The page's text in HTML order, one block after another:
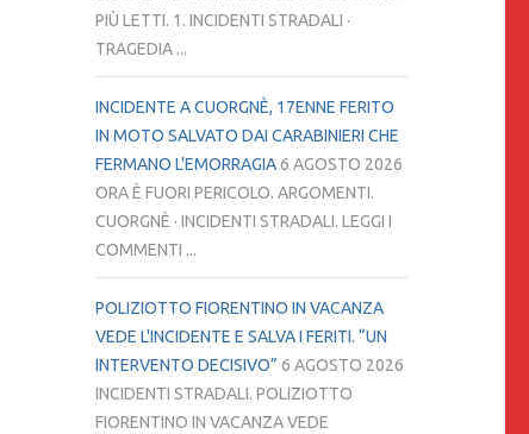
PIÙ LETTI. 1. INCIDENTI STRADALI ·
TRAGEDIA ...
INCIDENTE A CUORGNÈ, 17ENNE FERITO
IN MOTO SALVATO DAI CARABINIERI CHE
FERMANO L'EMORRAGIA 6 AGOSTO 2026
ORA È FUORI PERICOLO. ARGOMENTI.
CUORGNÈ · INCIDENTI STRADALI. LEGGI I
COMMENTI ...
POLIZIOTTO FIORENTINO IN VACANZA
VEDE L'INCIDENTE E SALVA I FERITI. “UN
INTERVENTO DECISIVO” 6 AGOSTO 2026
INCIDENTI STRADALI. POLIZIOTTO
FIORENTINO IN VACANZA VEDE